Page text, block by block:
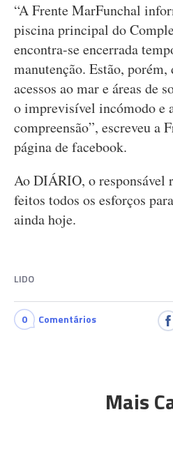
“A Frente MarFunchal
piscina principal do
encontra-se encerrada
manutenção. Estão,
acessos ao mar e áreas de
o imprevisível incómodo e
compreensão”, escreveu a
página de facebook.
Ao DIÁRIO, o responsável
feitos todos os esforços
ainda hoje.
LIDO
0 Comentários
Mais